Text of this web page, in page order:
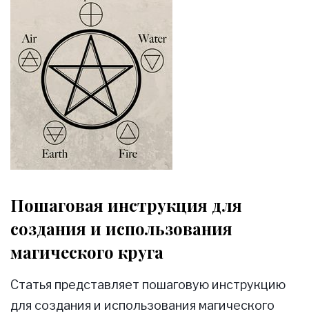
Пошаговая инструкция для
создания и использования
магического круга
Статья представляет пошаговую инструкцию
для создания и использования магического